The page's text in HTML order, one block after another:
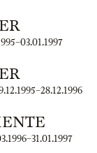
–03.01.1997
–28.12.1996
–31.01.1997